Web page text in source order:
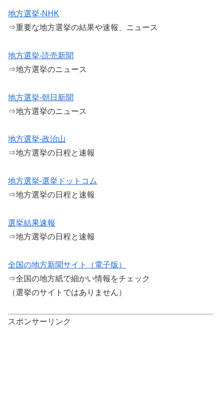
地方選挙-NHK
⇒重要な地方選挙の結果や速報、ニュース
地方選挙-読売新聞
⇒地方選挙のニュース
地方選挙-朝日新聞
⇒地方選挙のニュース
地方選挙-政治山
⇒地方選挙の日程と速報
地方選挙-選挙ドットコム
⇒地方選挙の日程と速報
選挙結果速報
⇒地方選挙の日程と速報
全国の地方新聞サイト（電子版）
⇒全国の地方紙で細かい情報をチェック
（選挙のサイトではありません）
スポンサーリンク